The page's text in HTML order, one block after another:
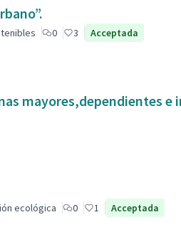
0 3 Acceptada
mayores,dependientes e
ecológica 0 1 Acceptada